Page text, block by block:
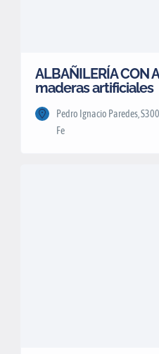
ALBAÑILERÍA CON
maderas artificiales
Pedro Ignacio Paredes,
Fe